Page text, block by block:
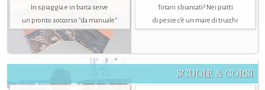
In spiaggia e in barca serve
un pronto soccorso "da manuale"
Totani sbiancati? Nei piatti
di pesce c'è un mare di trucchi
SCUOLE & CORSI